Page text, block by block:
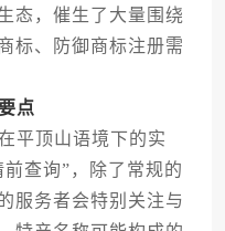
态，催生了大量围绕
标、防御商标注册需
点
顶山语境下的实
查询”，除了常规的
服务者会特别关注与